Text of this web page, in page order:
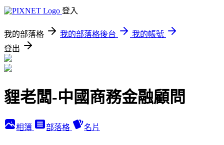
登入
我的部落格 我的部落格後台
我的帳號
登出
貍老闆-中國商務金融顧問
相簿 部落格 名片